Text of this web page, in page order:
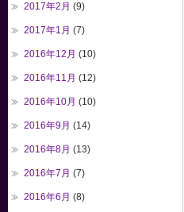
2017年2月 (9)
2017年1月 (7)
2016年12月 (10)
2016年11月 (12)
2016年10月 (10)
2016年9月 (14)
2016年8月 (13)
2016年7月 (7)
2016年6月 (8)